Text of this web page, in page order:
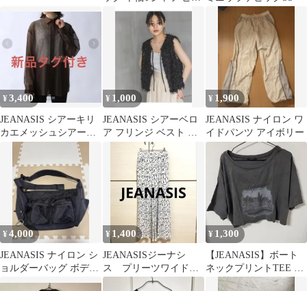
¥3,400
JEANASIS シアーキリ
カエメッシュシアーシ
ャツ 新品未使用 タ
グ付き
¥ 1,000
JEANASIS シアーベロ
ア フリンジ ベスト ブ
¥ 1,900
JEANASIS ナイロン ワ
イドパンツ アイボリー
¥4,000
JEANASIS ナイロン シ
ョルダーバッグ ボディ
バッグ 本日最終！
¥ 1,400
JEANASISジーナシ
ス プリーツワイドパ
ンツ イージーパンツ
¥ 1,300
【JEANASIS】ボート
ネックプリントTEE M
サイズ